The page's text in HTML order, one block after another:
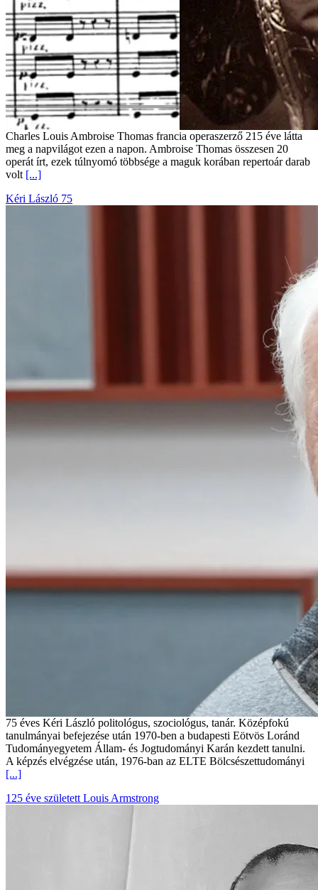
Charles Louis Ambroise Thomas francia operaszerző 215 éve látta
meg a napvilágot ezen a napon. Ambroise Thomas összesen 20
operát írt, ezek túlnyomó többsége a maguk korában repertoár darab
volt [...]
Kéri László 75
75 éves Kéri László politológus, szociológus, tanár. Középfokú
tanulmányai befejezése után 1970-ben a budapesti Eötvös Loránd
Tudományegyetem Állam- és Jogtudományi Karán kezdett tanulni.
A képzés elvégzése után, 1976-ban az ELTE Bölcsészettudományi
[...]
125 éve született Louis Armstrong